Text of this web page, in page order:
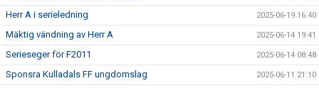
Herr A i serieledning 2025-06-19 16:40
Mäktig vändning av Herr A 2025-06-14 19:41
Serieseger för F2011 2025-06-14 08:48
Sponsra Kulladals FF ungdomslag 2025-06-11 21:10